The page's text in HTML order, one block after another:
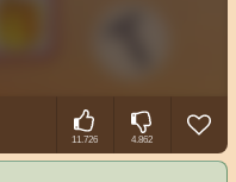
11.726 4.862